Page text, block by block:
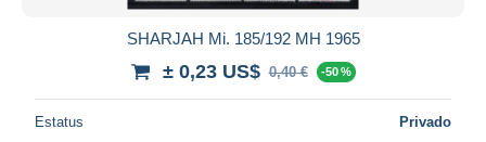
SHARJAH Mi. 185/192 MH 1965
± 0,23 US$ 0,40 € -50 %
Estatus Privado